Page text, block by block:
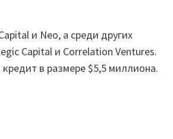
и Neo, а среди других
Capital и Correlation Ventures.
в размере $5,5 миллиона.